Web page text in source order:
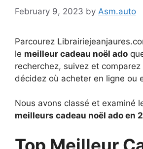
February 9, 2023 by Asm.auto
Parcourez
le meilleur cadeau noël ado
recherchez, suivez et
décidez où acheter en ligne ou
Nous avons classé et examiné
meilleurs cadeau noël ado en
Top Meilleur